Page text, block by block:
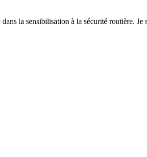
la sensibilisation à la sécurité routière. Je